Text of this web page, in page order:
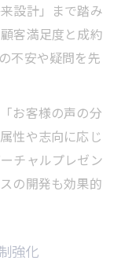
設計」まで踏み
客満足度と成約
不安や疑問を先
お客様の声の分
性や志向に応じ
チャルプレゼン
の開発も効果的
強化